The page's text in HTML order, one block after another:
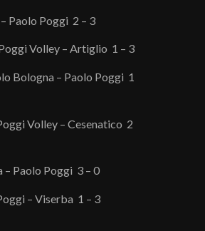
Paolo Poggi 2 – 3
Volley – Artiglio 1 – 3
Bologna – Paolo Poggi 1
Volley – Cesenatico 2
Paolo Poggi 3 – 0
– Viserba 1 – 3